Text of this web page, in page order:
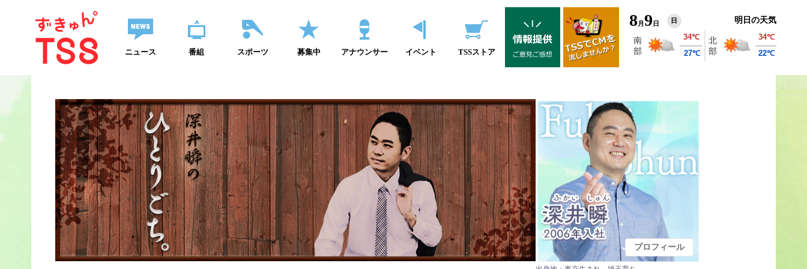
ニュース 番組 スポーツ 募集中 アナウンサー イベント TSSストア
8 月9 日 日 明日の天気
プロフィール